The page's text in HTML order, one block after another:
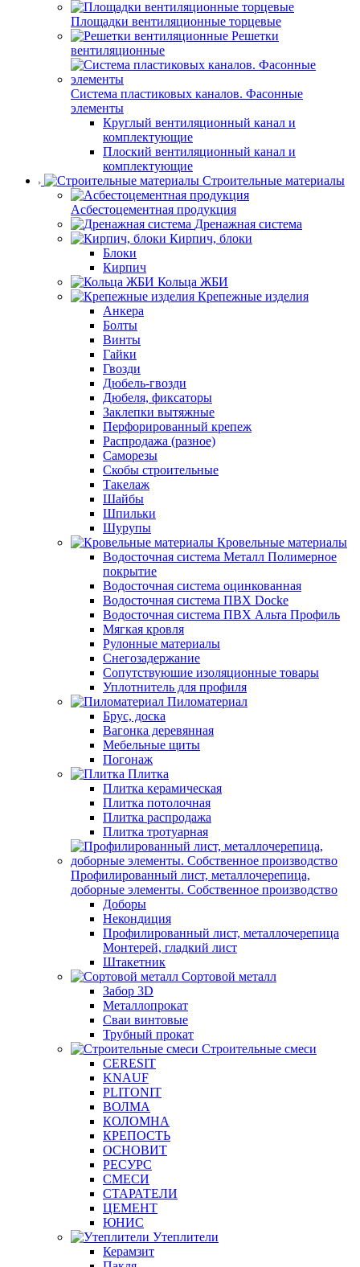
Площадки вентиляционные торцевые
Решетки
вентиляционные
Система пластиковых каналов. Фасонные
элементы
Круглый вентиляционный канал и
комплектующие
Плоский вентиляционный канал и
комплектующие
Строительные материалы
Асбестоцементная продукция
Дренажная система
Кирпич, блоки
Блоки
Кирпич
Кольца ЖБИ
Крепежные изделия
Анкера
Болты
Винты
Гайки
Гвозди
Дюбель-гвозди
Дюбеля, фиксаторы
Заклепки вытяжные
Перфорированный крепеж
Распродажа (разное)
Саморезы
Скобы строительные
Такелаж
Шайбы
Шпильки
Шурупы
Кровельные материалы
Водосточная система Металл Полимерное
покрытие
Водосточная система оцинкованная
Водосточная система ПВХ Docke
Водосточная система ПВХ Альта Профиль
Мягкая кровля
Рулонные материалы
Снегозадержание
Сопутствуюшие изоляционные товары
Уплотнитель для профиля
Пиломатериал
Брус, доска
Вагонка деревянная
Мебельные щиты
Погонаж
Плитка
Плитка керамическая
Плитка потолочная
Плитка распродажа
Плитка тротуарная
Профилированный лист, металлочерепица,
доборные элементы. Собственное производство
Доборы
Некондиция
Профилированный лист, металлочерепица
Монтерей, гладкий лист
Штакетник
Сортовой металл
Забор 3D
Металлопрокат
Сваи винтовые
Трубный прокат
Строительные смеси
CERESIT
KNAUF
PLITONIT
ВОЛМА
КОЛОМНА
КРЕПОСТЬ
ОСНОВИТ
РЕСУРС
СМЕСИ
СТАРАТЕЛИ
ЦЕМЕНТ
ЮНИС
Утеплители
Керамзит